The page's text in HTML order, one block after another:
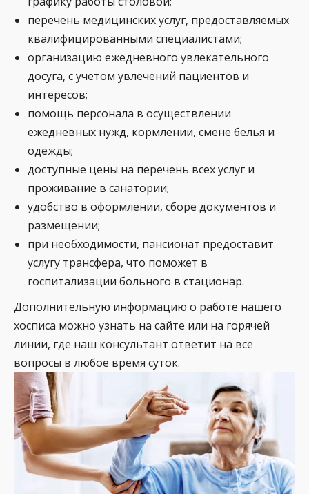
перечень медицинских услуг, предоставляемых
квалифицированными специалистами;
организацию ежедневного увлекательного
досуга, с учетом увлечений пациентов и
интересов;
помощь персонала в осуществлении
ежедневных нужд, кормлении, смене белья и
одежды;
доступные цены на перечень всех услуг и
проживание в санатории;
удобство в оформлении, сборе документов и
размещении;
при необходимости, пансионат предоставит
услугу трансфера, что поможет в
госпитализации больного в стационар.
Дополнительную информацию о работе нашего
хосписа можно узнать на сайте или на горячей
линии, где наш консультант ответит на все
вопросы в любое время суток.